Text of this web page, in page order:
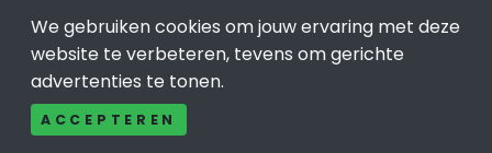
Bekend in Amsterdam
Restaurants Amsterdam
Catering Amsterdam
Schoonheidssalon Amsterdam
We gebruiken cookies om jouw ervaring met deze
website te verbeteren, tevens om gerichte
advertenties te tonen.
ACCEPTEREN